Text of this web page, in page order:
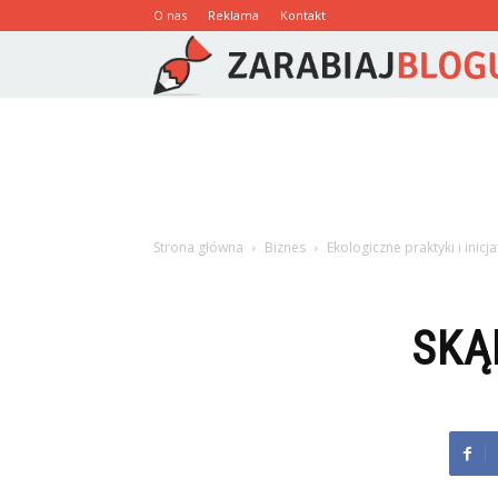
O nas Reklama Kontakt
Strona główna Biznes Ekologiczne praktyki i